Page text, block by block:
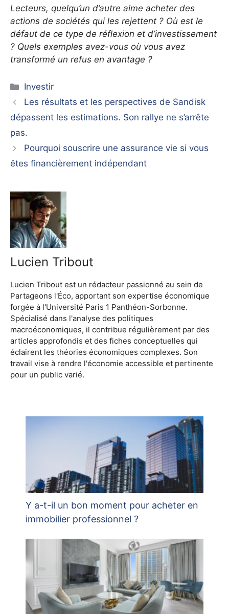
Lecteurs, quelqu’un d’autre aime acheter des
actions de sociétés qui les rejettent ? Où est le
défaut de ce type de réflexion et d’investissement
? Quels exemples avez-vous où vous avez
transformé un refus en avantage ?
Catégories
Investir
Les résultats et les perspectives de Sandisk
dépassent les estimations. Son rallye ne s’arrête
pas.
Pourquoi souscrire une assurance vie si vous
êtes financièrement indépendant
Lucien Tribout
Lucien Tribout est un rédacteur passionné au sein de
Partageons l'Éco, apportant son expertise économique
forgée à l'Université Paris 1 Panthéon-Sorbonne.
Spécialisé dans l'analyse des politiques
macroéconomiques, il contribue régulièrement par des
articles approfondis et des fiches conceptuelles qui
éclairent les théories économiques complexes. Son
travail vise à rendre l'économie accessible et pertinente
pour un public varié.
Y a-t-il un bon moment pour acheter en
immobilier professionnel ?